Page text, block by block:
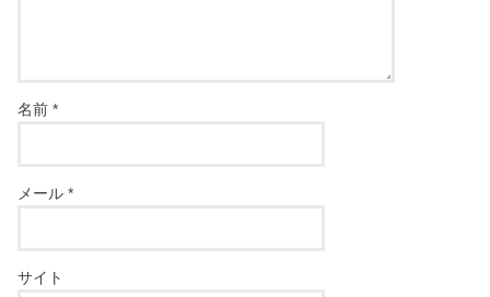
名前*
メール*
サイト